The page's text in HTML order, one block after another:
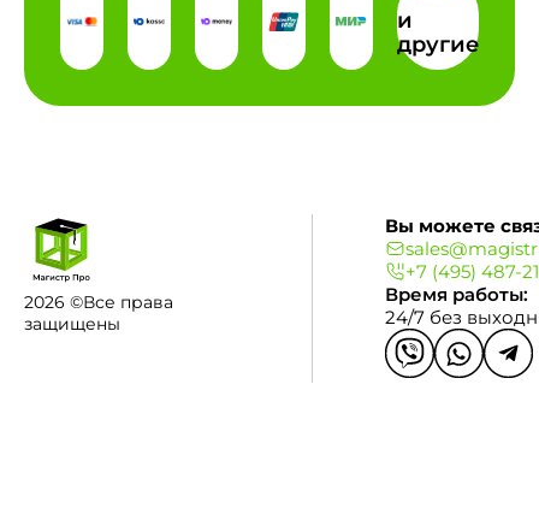
и
другие
2026 ©Все права
защищены
Вы можете
+7 (495) 487-
Время работы:
24/7 без